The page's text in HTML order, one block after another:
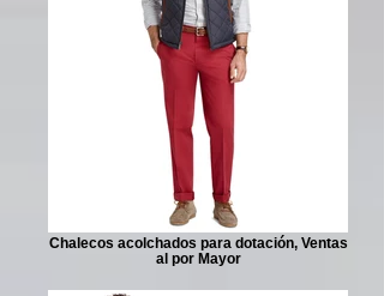
Chalecos acolchados para dotación, Ventas
al por Mayor